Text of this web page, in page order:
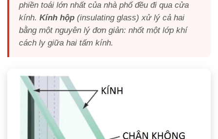
phiền toái lớn nhất của nhà phố đều đi qua cửa
kính. Kính hộp (insulating glass) xử lý cả hai
bằng một nguyên lý đơn giản: nhốt một lớp khí
cách ly giữa hai tấm kính.